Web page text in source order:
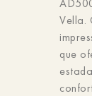
Vella.
que